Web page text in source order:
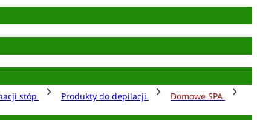
stóp Produkty do depilacji
Domowe SPA